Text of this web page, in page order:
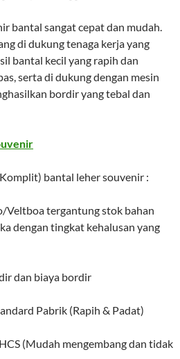
bantal sangat cepat dan mudah.
di dukung tenaga kerja yang
bantal kecil yang rapih dan
serta di dukung dengan mesin
bordir yang tebal dan
bantal leher souvenir :
Veltboa tergantung stok bahan
dengan tingkat kehalusan yang
dan biaya bordir
Pabrik (Rapih & Padat)
(Mudah mengembang dan tidak